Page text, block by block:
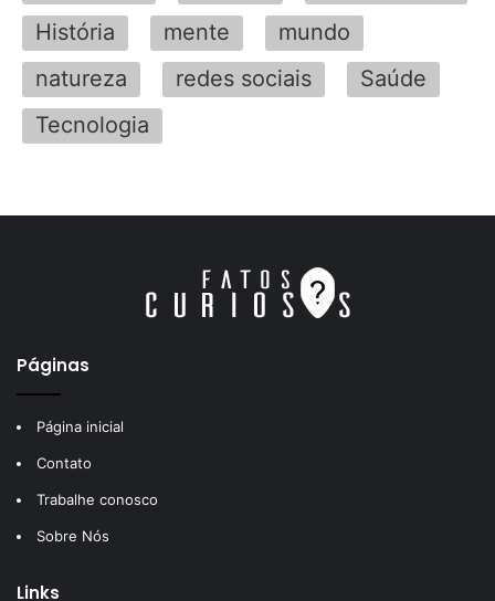
História
mente
mundo
natureza
redes sociais
Saúde
Tecnologia
Páginas
Página inicial
Contato
Trabalhe conosco
Sobre Nós
Links